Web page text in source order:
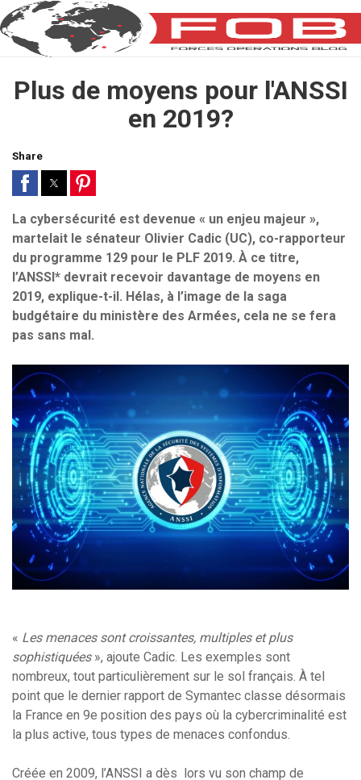
Plus de moyens pour l'ANSSI
en 2019?
Share
La cybersécurité est devenue « un enjeu majeur »,
martelait le sénateur Olivier Cadic (UC), co-rapporteur
du programme 129 pour le PLF 2019. À ce titre,
l’ANSSI* devrait recevoir davantage de moyens en
2019, explique-t-il. Hélas, à l’image de la saga
budgétaire du ministère des Armées, cela ne se fera
pas sans mal.
« Les menaces sont croissantes, multiples et plus
sophistiquées», ajoute Cadic. Les exemples sont
nombreux, tout particulièrement sur le sol français. À tel
point que le dernier rapport de Symantec classe désormais
la France en 9e position des pays où la cybercriminalité est
la plus active, tous types de menaces confondus.
Créée en 2009, l’ANSSI a dès lors vu son champ de